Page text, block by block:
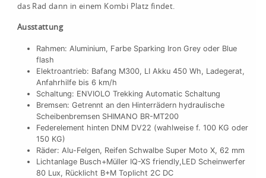
das Rad dann in einem Kombi Platz findet.
Ausstattung
Rahmen: Aluminium, Farbe Sparking Iron Grey oder Blue
flash
Elektroantrieb: Bafang M300, LI Akku 450 Wh, Ladegerat,
Anfahrhilfe bis 6 km/h
Schaltung: ENVIOLO Trekking Automatic Schaltung
Bremsen: Getrennt an den Hinterrädern hydraulische
Scheibenbremsen SHIMANO BR-MT200
Federelement hinten DNM DV22 (wahlweise f. 100 KG oder
150 KG)
Räder: Alu-Felgen, Reifen Schwalbe Super Moto X, 62 mm
Lichtanlage Busch+Müller IQ-XS friendly,LED Scheinwerfer
80 Lux, Rücklicht B+M Toplicht 2C DC